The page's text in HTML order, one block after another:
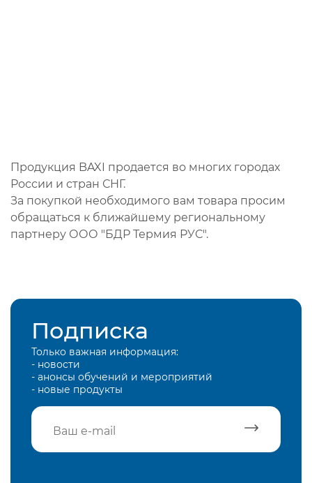
Продукция BAXI продается во многих городах
России и стран СНГ.
За покупкой необходимого вам товара просим
обращаться к ближайшему региональному
партнеру ООО "БДР Термия РУС".
Подписка
Только важная информация:
- новости
- анонсы обучений и мероприятий
- новые продукты